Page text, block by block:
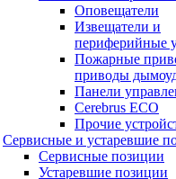
Оповещатели
Извещатели и
периферийные
Пожарные
приводы
Панели
Cerebrus ECO
Прочие
Сервисные и устаревшие
Сервисные позиции
Устаревшие позиции